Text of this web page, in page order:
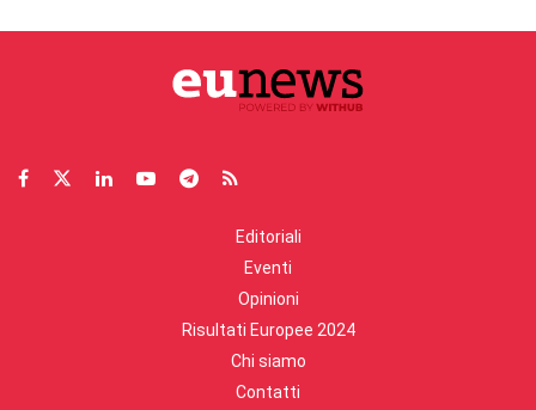
Editoriali
Eventi
Opinioni
Risultati Europee 2024
Chi siamo
Contatti